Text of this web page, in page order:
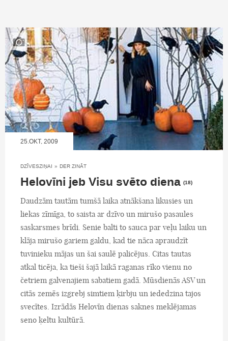
25.OKT, 2009
DZĪVESZIŅAI » DER ZINĀT
Helovīni jeb Visu svēto diena (18)
Daudzām tautām tumšā laika atnākšana likusies un
liekas zīmīga, to saista ar dzīvo un mirušo pasaules
saskarsmes brīdi. Senie balti to sauca par veļu laiku un
klāja mirušo gariem galdu, kad tie nāca apraudzīt
tuvinieku mājas un šai saulē palicējus. Citas tautas
atkal ticēja, ka tieši šajā laikā raganas rīko vienu no
četriem galvenajiem sabatiem gadā. Mūsdienās ASV un
citās zemēs izgrebj simtiem ķirbju un iededzina tajos
svecītes. Izrādās Helovīn dienas saknes meklējamas
seno ķeltu kultūrā.